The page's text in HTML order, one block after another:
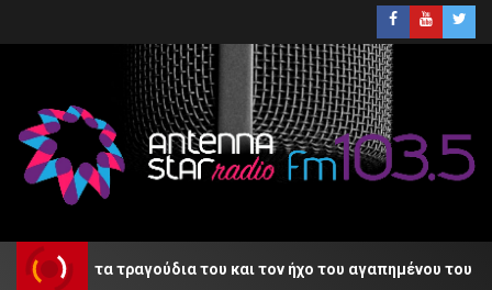
τραγούδια του και τον ήχο του αγαπημένου του κλαρίνου